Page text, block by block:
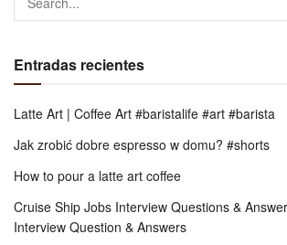
Entradas recientes
Latte Art | Coffee Art #baristalife #art #barista
Jak zrobić dobre espresso w domu? #shorts
How to pour a latte art coffee
Cruise Ship Jobs Interview Questions &
Interview Question & Answers